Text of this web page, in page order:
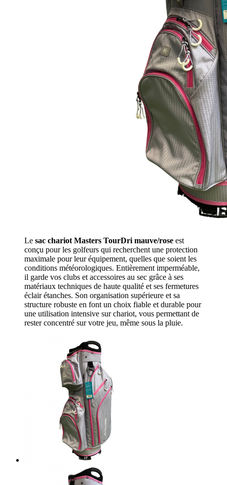
Le sac chariot Masters TourDri mauve/rose est
conçu pour les golfeurs qui recherchent une protection
maximale pour leur équipement, quelles que soient les
conditions météorologiques. Entièrement imperméable,
il garde vos clubs et accessoires au sec grâce à ses
matériaux techniques de haute qualité et ses fermetures
éclair étanches. Son organisation supérieure et sa
structure robuste en font un choix fiable et durable pour
une utilisation intensive sur chariot, vous permettant de
rester concentré sur votre jeu, même sous la pluie.